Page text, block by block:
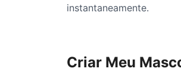
instantaneamente.
Criar Meu